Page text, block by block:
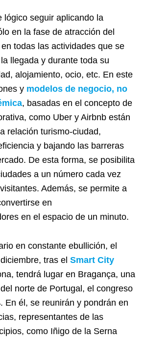
lógico seguir aplicando la
en la fase de atracción del
todas las actividades que se
llegada y durante toda su
alojamiento, ocio, etc. En este
y modelos de negocio, no
, basadas en el concepto de
como Uber y Airbnb están
relación turismo-ciudad,
y bajando las barreras
De esta forma, se posibilita
a un número cada vez
Además, se permite a
en
en el espacio de un minuto.
en constante ebullición, el
tras el Smart City
tendrá lugar en Bragança, una
norte de Portugal, el congreso
. En él, se reunirán y pondrán en
representantes de las
como Iñigo de la Serna